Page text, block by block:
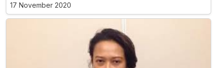
17 November 2020